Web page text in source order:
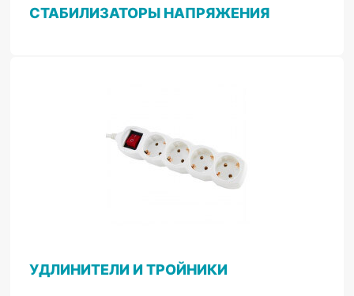
СТАБИЛИЗАТОРЫ НАПРЯЖЕНИЯ
УДЛИНИТЕЛИ И ТРОЙНИКИ